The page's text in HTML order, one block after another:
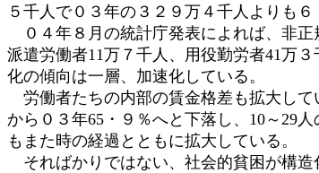
５千人で０３年の３２９万４千人よりも６
０４年８月の統計庁発表によれば、非正
派遣労働者11万７千人、用役勤労者41万
化の傾向は一層、加速化している。
労働者たちの内部の賃金格差も拡大して
から０３年65・９％へと下落し、10～29
もまた時の経過とともに拡大している。
そればかりではない、社会的貧困が構造